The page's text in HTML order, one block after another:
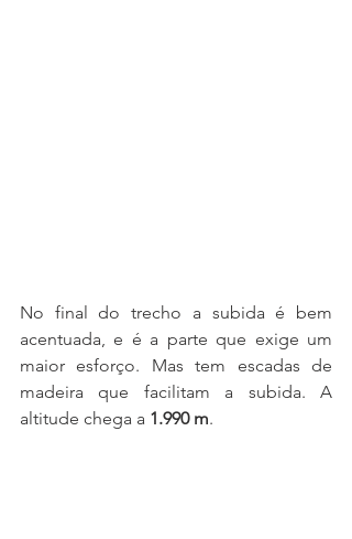
No final do trecho a subida é bem
acentuada, e é a parte que exige um
maior esforço. Mas tem escadas de
madeira que facilitam a subida. A
altitude chega a 1.990 m.